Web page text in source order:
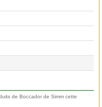
de Boccador de Simm cette